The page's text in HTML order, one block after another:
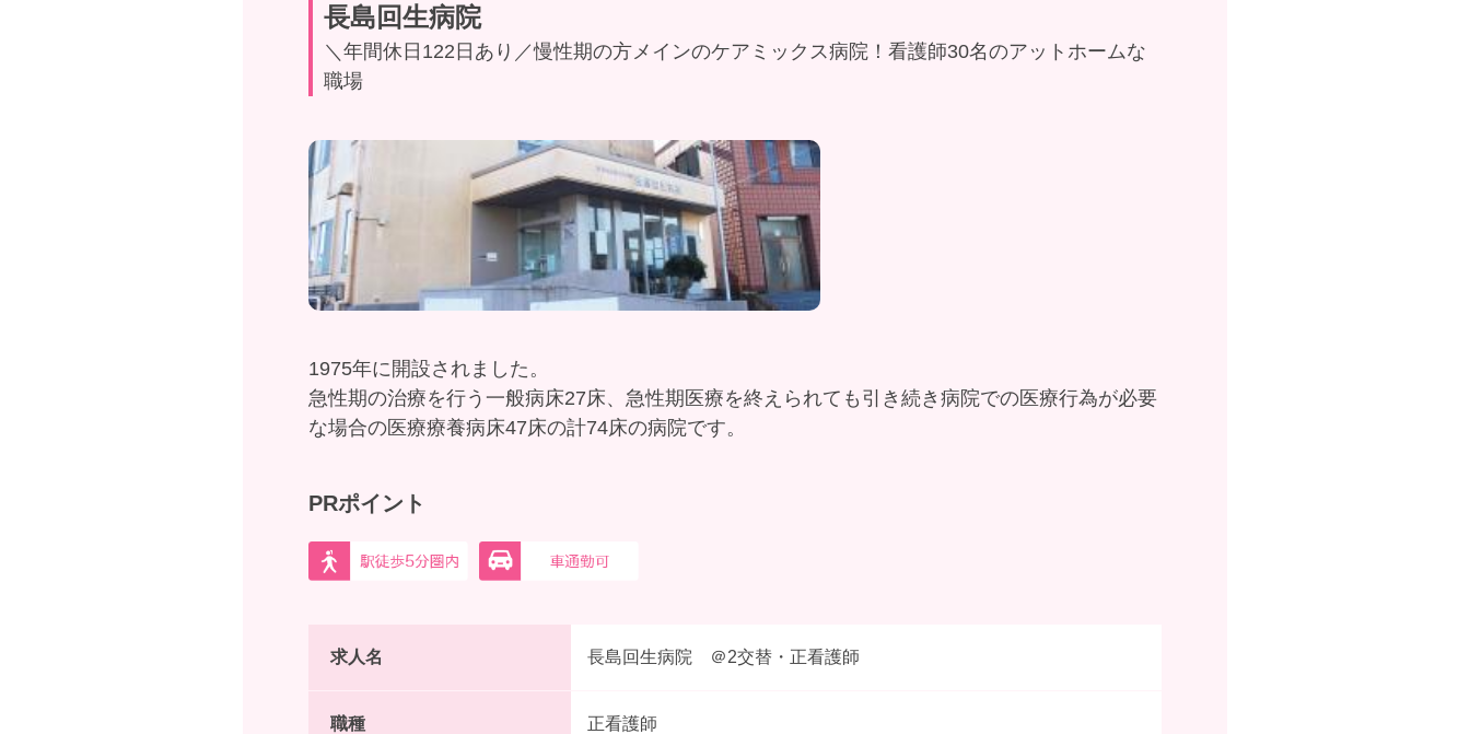
長島回生病院
＼年間休日122日あり／慢性期の方メインのケアミックス病院！看護師30名のアットホームな
職場
1975年に開設されました。
急性期の治療を行う一般病床27床、急性期医療を終えられても引き続き病院での医療行為が必要
な場合の医療療養病床47床の計74床の病院です。
PRポイント
求人名 長島回生病院 ＠2交替・正看護師
職種 正看護師